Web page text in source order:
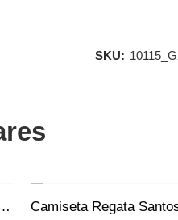
SKU:
– Mascote grafiteiro – Masculino